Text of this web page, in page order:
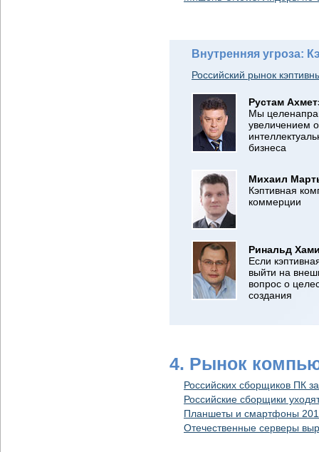
Внутренняя угроза:
Российский рынок
Рустам
Мы
увеличением
бизнеса
Михаил
Кэптивная
коммерции
Ринальд
Если
выйти на
вопрос о
создания
4. Рынок
Российских сборщиков ПК
Российские сборщики
Планшеты и смартфоны
Отечественные серверы